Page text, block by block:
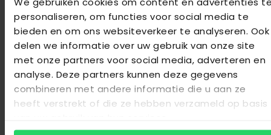
personaliseren, om functies voor social media te
bieden en om ons websiteverkeer te analyseren. Ook
delen we informatie over uw gebruik van onze site
met onze partners voor social media, adverteren en
analyse. Deze partners kunnen deze gegevens
combineren met andere informatie die u aan ze
heeft verstrekt of die ze hebben verzameld op basis
026 3630067
Maassen van den Brink Bedden en
4.9